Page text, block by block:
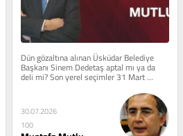
Dün gözaltına alınan Üsküdar Belediye
Başkanı Sinem Dedetaş aptal mı ya da
deli mi? Son yerel seçimler 31 Mart
2024’te yapıldı....
30.07.2026
100